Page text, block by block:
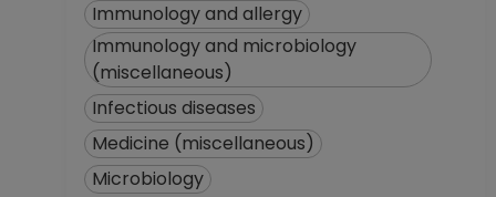
Immunology and allergy
Immunology and microbiology
(miscellaneous)
Infectious diseases
Medicine (miscellaneous)
Microbiology